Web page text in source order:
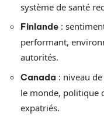
système de santé
Finlande :
performant,
autorités.
Canada : niveau
le monde, politique
expatriés.